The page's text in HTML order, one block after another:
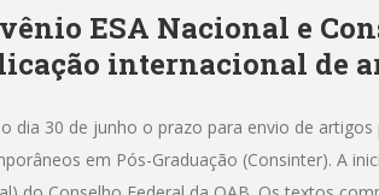
ESA Nacional e
internacional de
dia 30 de junho o prazo para envio de
em Pós-Graduação (Consinter). A